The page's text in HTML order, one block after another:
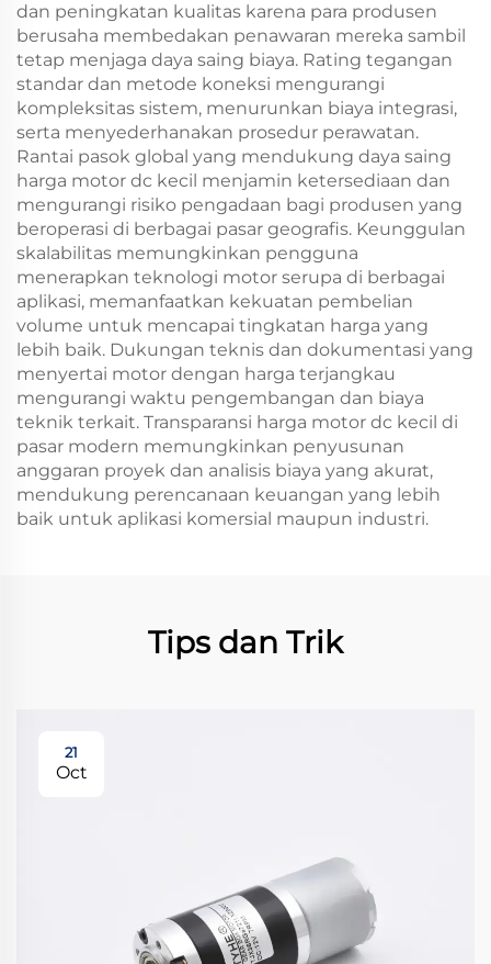
dan peningkatan kualitas karena para produsen
berusaha membedakan penawaran mereka sambil
tetap menjaga daya saing biaya. Rating tegangan
standar dan metode koneksi mengurangi
kompleksitas sistem, menurunkan biaya integrasi,
serta menyederhanakan prosedur perawatan.
Rantai pasok global yang mendukung daya saing
harga motor dc kecil menjamin ketersediaan dan
mengurangi risiko pengadaan bagi produsen yang
beroperasi di berbagai pasar geografis. Keunggulan
skalabilitas memungkinkan pengguna
menerapkan teknologi motor serupa di berbagai
aplikasi, memanfaatkan kekuatan pembelian
volume untuk mencapai tingkatan harga yang
lebih baik. Dukungan teknis dan dokumentasi yang
menyertai motor dengan harga terjangkau
mengurangi waktu pengembangan dan biaya
teknik terkait. Transparansi harga motor dc kecil di
pasar modern memungkinkan penyusunan
anggaran proyek dan analisis biaya yang akurat,
mendukung perencanaan keuangan yang lebih
baik untuk aplikasi komersial maupun industri.
Tips dan Trik
21
Oct